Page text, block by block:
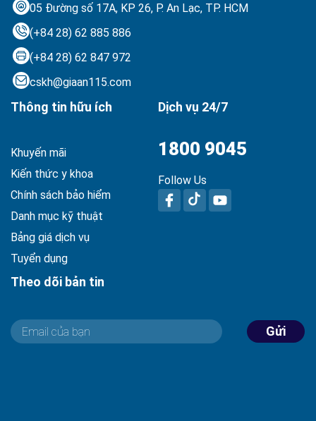
05 Đường số 17A, KP 26, P. An Lạc, TP. HCM
(+84 28) 62 885 886
(+84 28) 62 847 972
cskh@giaan115.com
Thông tin hữu ích
Khuyến mãi
Kiến thức y khoa
Chính sách bảo hiểm
Danh mục kỹ thuật
Bảng giá dịch vụ
Tuyển dụng
Dịch vụ 24/7
1800 9045
Follow Us
Theo dõi bản tin
Gửi